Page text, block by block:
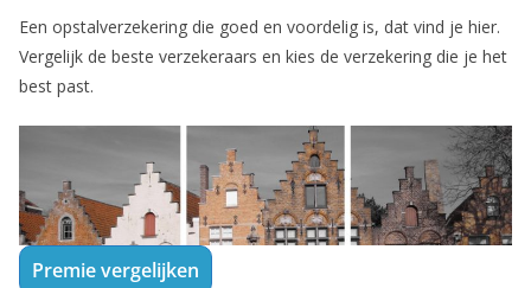
Een opstalverzekering die goed en voordelig is, dat vind je hier.
Vergelijk de beste verzekeraars en kies de verzekering die je het
best past.
Premie vergelijken